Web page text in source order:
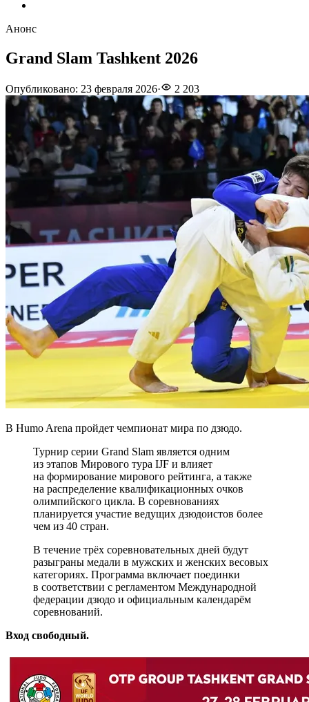
Анонс
Grand Slam Tashkent 2026
Опубликовано: 23 февраля 2026· 2 203
В Humo Arena пройдет чемпионат мира по дзюдо.
Турнир серии Grand Slam является одним
из этапов Мирового тура IJF и влияет
на формирование мирового рейтинга, а также
на распределение квалификационных очков
олимпийского цикла. В соревнованиях
планируется участие ведущих дзюдоистов более
чем из 40 стран.
В течение трёх соревновательных дней будут
разыграны медали в мужских и женских весовых
категориях. Программа включает поединки
в соответствии с регламентом Международной
федерации дзюдо и официальным календарём
соревнований.
Вход свободный.